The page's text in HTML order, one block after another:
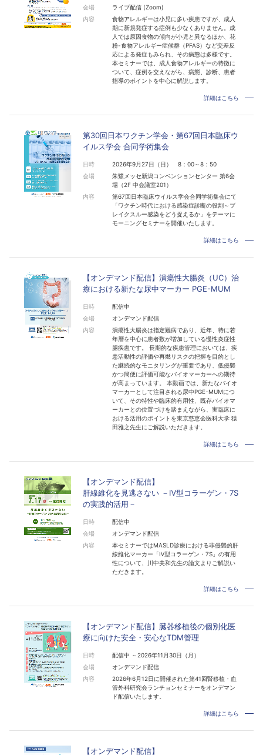
会場
ライブ配信 (Zoom)
内容
食物アレルギーは小児に多い疾患ですが、成人
期に新規発症する症例も少なくありません。成
人では原因食物の傾向が小児と異なるほか、花
粉-食物アレルギー症候群（PFAS）など交差反
応による発症もみられ、その病態は多様です。
本セミナーでは、成人食物アレルギーの特徴に
ついて、症例を交えながら、病態、診断、患者
指導のポイントを中心に解説します。
詳細はこちら
第30回日本ワクチン学会・第67回日本臨床ウ
イルス学会 合同学術集会
日時
2026年9月27日（日） 8：00～8：50
会場
朱鷺メッセ新潟コンベンションセンター 第6会
場（2F 中会議室201）
内容
第67回日本臨床ウイルス学会合同学術集会にて
「ワクチン時代における感染症診断の役割～ブ
レイクスルー感染をどう捉えるか」をテーマに
モーニングセミナーを開催いたします。
詳細はこちら
【オンデマンド配信】潰瘍性大腸炎（UC）治
療における新たな尿中マーカー PGE-MUM
日時
配信中
会場
オンデマンド配信
内容
潰瘍性大腸炎は指定難病であり、近年、特に若
年層を中心に患者数が増加している慢性炎症性
腸疾患です。 長期的な疾患管理においては、疾
患活動性の評価や再燃リスクの把握を目的とし
た継続的なモニタリングが重要であり、低侵襲
かつ簡便に評価可能なバイオマーカーへの期待
が高まっています。 本動画では、新たなバイオ
マーカーとして注目される尿中PGE-MUMにつ
いて、その特性や臨床的有用性、既存バイオマ
ーカーとの位置づけを踏まえながら、実臨床に
おける活用のポイントを東京慈恵会医科大学 猿
田雅之先生にご解説いただきます。
詳細はこちら
【オンデマンド配信】
肝線維化を見逃さない －Ⅳ型コラーゲン・7S
の実践的活用－
日時
配信中
会場
オンデマンド配信
内容
本セミナーではMASLD診療における非侵襲的肝
線維化マーカー「Ⅳ型コラーゲン・7S」の有用
性について、川中美和先生の論文よりご解説い
ただきます。
詳細はこちら
【オンデマンド配信】臓器移植後の個別化医
療に向けた安全・安心なTDM管理
日時
配信中 ～2026年11月30日（月）
会場
オンデマンド配信
内容
2026年6月12日に開催された第41回腎移植・血
管外科研究会ランチョンセミナーをオンデマン
ド配信いたします。
詳細はこちら
【オンデマンド配信】